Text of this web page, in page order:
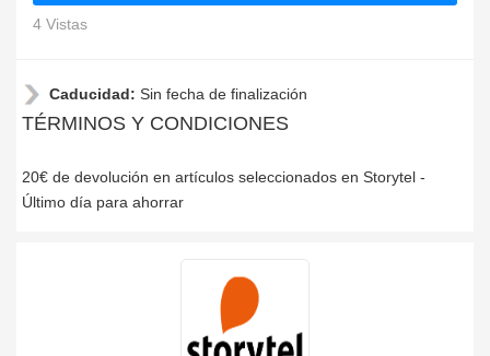
4 Vistas
Caducidad: Sin fecha de finalización
TÉRMINOS Y CONDICIONES
20€ de devolución en artículos seleccionados en Storytel -
Último día para ahorrar